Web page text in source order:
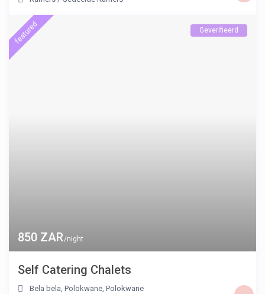
850 ZAR/night
featured Geverifieerd
Self Catering Chalets
Bela bela, Polokwane,Polokwane